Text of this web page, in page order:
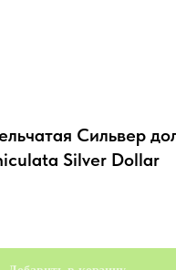
Сильвер
Silver Dollar